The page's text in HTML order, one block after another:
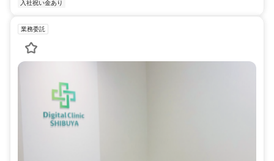
入社祝い金あり
業務委託